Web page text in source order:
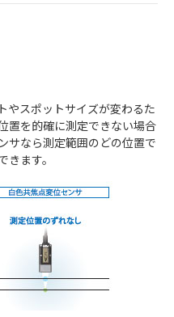
やスポットサイズが変わるた
置を的確に測定できない場合
サなら測定範囲のどの位置で
ます。